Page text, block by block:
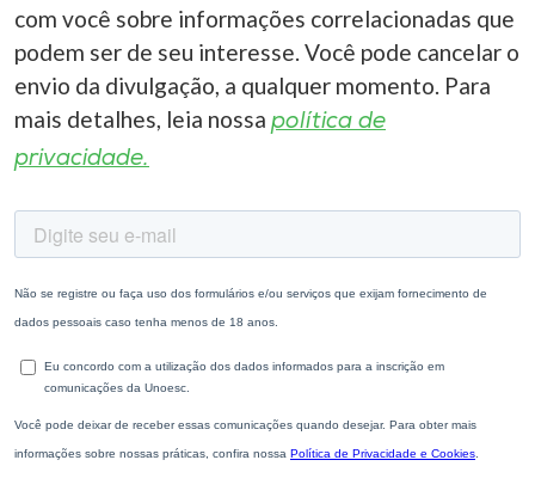
com você sobre informações correlacionadas que
podem ser de seu interesse. Você pode cancelar o
envio da divulgação, a qualquer momento. Para
mais detalhes, leia nossa política de
privacidade.